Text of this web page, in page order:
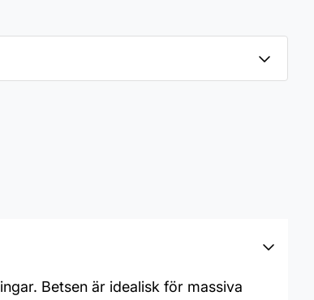
Betsen är idealisk för massiva